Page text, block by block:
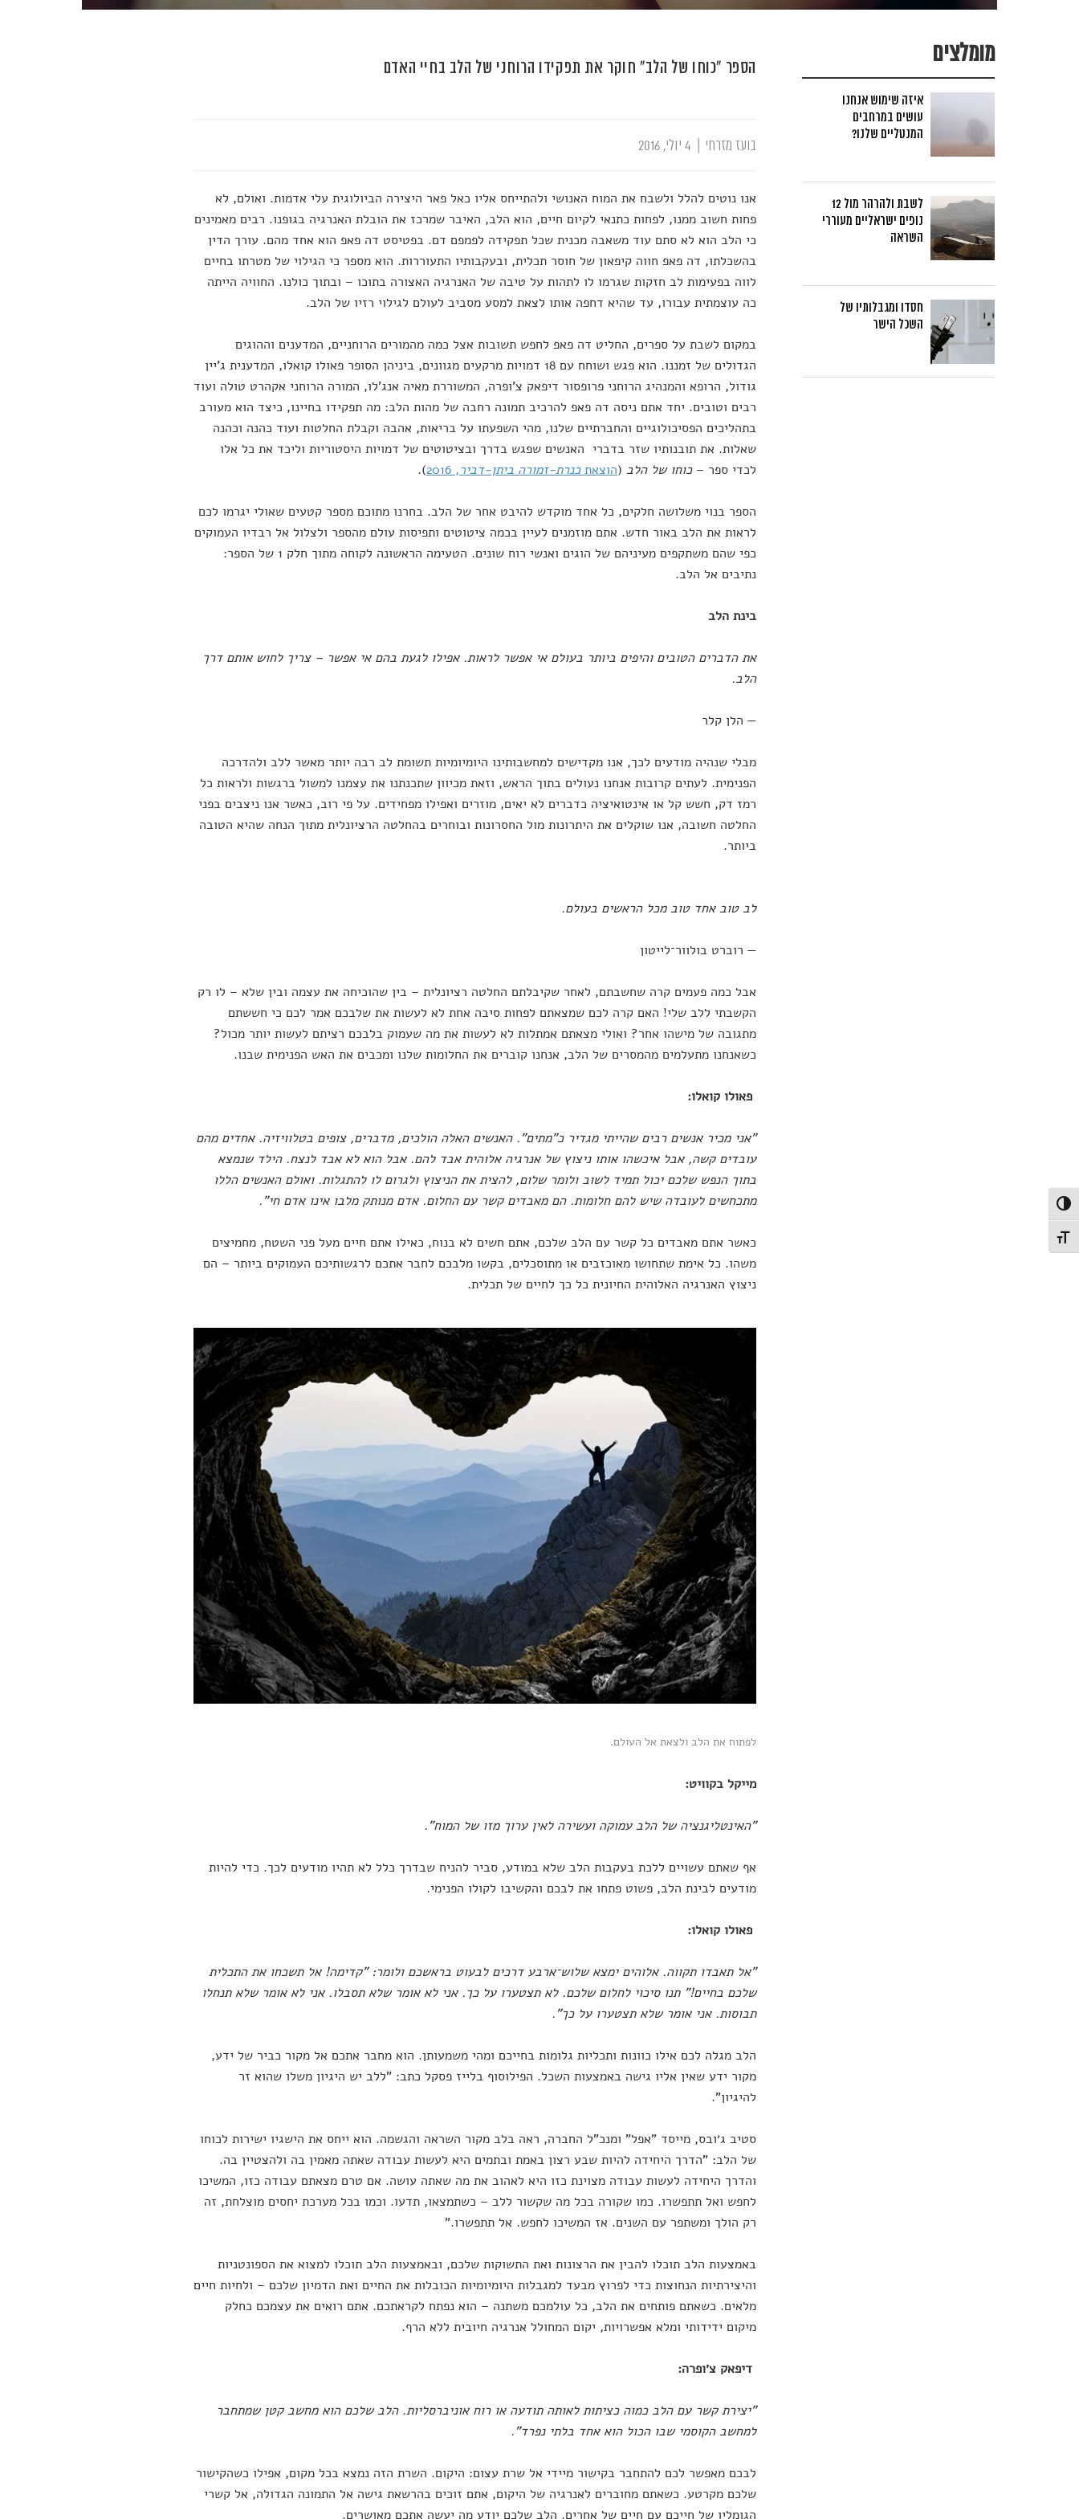
הפעל/כבה ניגודיות גבוהה
מתג גודל גופן
הספר "כוחו של הלב" חוקר את תפקידו הרוחני של הלב בחיי האדם
בועז מזרחי
אנו נוטים להלל ולשבח את המוח האנושי ולהתייחס אליו כאל פאר היצירה הביולוגית עלי אדמות. ואולם, לא
פחות חשוב ממנו, לפחות כתנאי לקיום חיים, הוא הלב, האיבר שמרכז את הובלת האנרגיה בגופנו. רבים מאמינים
כי הלב הוא לא סתם עוד משאבה מכנית שכל תפקידה לפמפם דם. בפטיסט דה פאפ הוא אחד מהם. עורך הדין
בהשכלתו, דה פאפ חווה קיפאון של חוסר תכלית, ובעקבותיו התעוררות. הוא מספר כי הגילוי של מטרתו בחיים
לווה בפעימות לב חזקות שגרמו לו לתהות על טיבה של האנרגיה האצורה בתוכו – ובתוך כולנו. החוויה הייתה
כה עוצמתית עבורו, עד שהיא דחפה אותו לצאת למסע מסביב לעולם לגילוי רזיו של הלב.
במקום לשבת על ספרים, החליט דה פאפ לחפש תשובות אצל כמה מהמורים הרוחניים, המדענים וההוגים
הגדולים של זמננו. הוא פגש ושוחח עם 18 דמויות מרקעים מגוונים, ביניהן הסופר פאולו קואלו, המדענית ג'יין
גודול, הרופא והמנהיג הרוחני פרופסור דיפאק צ'ופרה, המשוררת מאיה אנג'לו, המורה הרוחני אקהרט טולה ועוד
רבים וטובים. יחד אתם ניסה דה פאפ להרכיב תמונה רחבה של מהות הלב: מה תפקידו בחיינו, כיצד הוא מעורב
בתהליכים הפסיכולוגיים והחברתיים שלנו, מהי השפעתו על בריאות, אהבה וקבלת החלטות ועוד כהנה וכהנה
שאלות. את תובנותיו שזר בדברי האנשים שפגש בדרך ובציטוטים של דמויות היסטוריות וליכד את כל אלו
לכדי ספר –כוחו של הלב (הוצאתכנרת-זמורה ביתן-דביר, 2016
).
הספר בנוי משלושה חלקים, כל אחד מוקדש להיבט אחר של הלב. בחרנו מתוכם מספר קטעים שאולי יגרמו לכם
לראות את הלב באור חדש. אתם מוזמנים לעיין בכמה ציטוטים ותפיסות עולם מהספר ולצלול אל רבדיו העמוקים
כפי שהם משתקפים מעיניהם של הוגים ואנשי רוח שונים. הטעימה הראשונה לקוחה מתוך חלק 1 של הספר:
נתיבים אל הלב.
בינת הלב
את הדברים הטובים והיפים ביותר בעולם אי אפשר לראות. אפילו לגעת בהם אי אפשר – צריך לחוש אותם דרך
הלב.
— הלן קלר
מבלי שנהיה מודעים לכך, אנו מקדישים למחשבותינו היומיומיות תשומת לב רבה יותר מאשר ללב ולהדרכה
הפנימית. לעתים קרובות אנחנו נעולים בתוך הראש, וזאת מכיוון שתכנתנו את עצמנו למשול ברגשות ולראות כל
רמז דק, חשש קל או אינטואיציה כדברים לא יאים, מוזרים ואפילו מפחידים. על פי רוב, כאשר אנו ניצבים בפני
החלטה חשובה, אנו שוקלים את היתרונות מול החסרונות ובוחרים בהחלטה הרציונלית מתוך הנחה שהיא הטובה
ביותר.
לב טוב אחד טוב מכל הראשים בעולם.
— רוברט בולוור־לייטון
אבל כמה פעמים קרה שחשבתם, לאחר שקיבלתם החלטה רציונלית – בין שהוכיחה את עצמה ובין שלא – לו רק
הקשבתי ללב שלי! האם קרה לכם שמצאתם לפחות סיבה אחת לא לעשות את שלבכם אמר לכם כי חששתם
מתגובה של מישהו אחר? ואולי מצאתם אמתלות לא לעשות את מה שעמוק בלבכם רציתם לעשות יותר מכול?
כשאנחנו מתעלמים מהמסרים של הלב, אנחנו קוברים את החלומות שלנו ומכבים את האש הפנימית שבנו.
פאולו קואלו:
"אני מכיר אנשים רבים שהייתי מגדיר כ"מתים". האנשים האלה הולכים, מדברים, צופים בטלוויזיה. אחדים מהם
עובדים קשה, אבל איכשהו אותו ניצוץ של אנרגיה אלוהית אבד להם. אבל הוא לא אבד לנצח. הילד שנמצא
בתוך הנפש שלכם יכול תמיד לשוב ולומר שלום, להצית את הניצוץ ולגרום לו להתגלות. ואולם האנשים הללו
מתכחשים לעובדה שיש להם חלומות. הם מאבדים קשר עם החלום. אדם מנותק מלבו אינו אדם חי"
.
כאשר אתם מאבדים כל קשר עם הלב שלכם, אתם חשים לא בנוח, כאילו אתם חיים מעל פני השטח, מחמיצים
משהו. כל אימת שתחושו מאוכזבים או מתוסכלים, בקשו מלבכם לחבר אתכם לרגשותיכם העמוקים ביותר – הם
ניצוץ האנרגיה האלוהית החיונית כל כך לחיים של תכלית.
לפתוח את הלב ולצאת אל העולם.
מייקל בקוויט:
"האינטליגנציה של הלב עמוקה ועשירה לאין ערוך מזו של המוח"
.
אף שאתם עשויים ללכת בעקבות הלב שלא במודע, סביר להניח שבדרך כלל לא תהיו מודעים לכך. כדי להיות
מודעים לבינת הלב, פשוט פתחו את לבכם והקשיבו לקולו הפנימי.
פאולו קואלו:
"אל תאבדו תקווה. אלוהים ימצא שלוש־ארבע דרכים לבעוט בראשכם ולומר: "קדימה! אל תשכחו את התכלית
שלכם בחיים!" תנו סיכוי לחלום שלכם. לא תצטערו על כך. אני לא אומר שלא תסבלו. אני לא אומר שלא תנחלו
תבוסות. אני אומר שלא תצטערו על כך"
.
הלב מגלה לכם אילו כוונות ותכליות גלומות בחייכם ומהי משמעותן. הוא מחבר אתכם אל מקור כביר של ידע,
מקור ידע שאין אליו גישה באמצעות השכל. הפילוסוף בלייז פסקל כתב: "ללב יש היגיון משלו שהוא זר
להיגיון".
סטיב ג׳ובס, מייסד "אפל" ומנכ"ל החברה, ראה בלב מקור השראה והגשמה. הוא ייחס את הישגיו ישירות לכוחו
של הלב: "הדרך היחידה להיות שבע רצון באמת ובתמים היא לעשות עבודה שאתה מאמין בה ולהצטיין בה.
והדרך היחידה לעשות עבודה מצוינת כזו היא לאהוב את מה שאתה עושה. אם טרם מצאתם עבודה כזו, המשיכו
לחפש ואל תתפשרו. כמו שקורה בכל מה שקשור ללב – כשתמצאו, תדעו. וכמו בכל מערכת יחסים מוצלחת, זה
רק הולך ומשתפר עם השנים. אז המשיכו לחפש. אל תתפשרו."
באמצעות הלב תוכלו להבין את הרצונות ואת התשוקות שלכם, ובאמצעות הלב תוכלו למצוא את הספונטניות
והיצירתיות הנחוצות כדי לפרוץ מבעד למגבלות היומיומיות הכובלות את החיים ואת הדמיון שלכם – ולחיות חיים
מלאים. כשאתם פותחים את הלב, כל עולמכם משתנה – הוא נפתח לקראתכם. אתם רואים את עצמכם כחלק
מיקום ידידותי ומלא אפשרויות, יקום המחולל אנרגיה חיובית ללא הרף.
דיפאק צ׳ופרה:
"יצירת קשר עם הלב כמוה כציתות לאותה תודעה או רוח אוניברסליות. הלב שלכם הוא מחשב קטן שמתחבר
למחשב הקוסמי שבו הכול הוא אחד בלתי נפרד"
.
לבכם מאפשר לכם להתחבר בקישור מיידי אל שרת עצום: היקום. השרת הזה נמצא בכל מקום, אפילו כשהקישור
שלכם מקרטע. כשאתם מחוברים לאנרגיה של היקום, אתם זוכים בהרשאת גישה אל התמונה הגדולה, אל קשרי
הגומלין של חייכם עם חיים של אחרים. הלב שלכם יודע מה יעשה אתכם מאושרים.
מומלצים
איזה שימוש אנחנו
עושים במרחבים
המנטליים שלנו?
לשבת ולהרהר מול 12
נופים ישראליים מעוררי
השראה
חסדו ומגבלותיו של
השכל הישר